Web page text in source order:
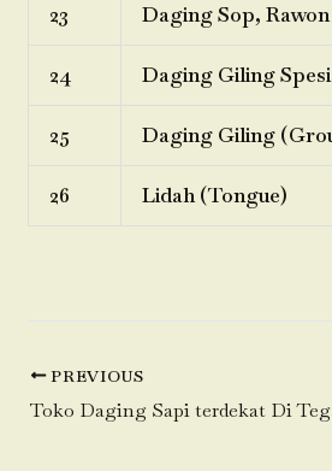
23 Daging Sop,
24 Daging Giling
25 Daging Giling
26 Lidah (Tongue)
PREVIOUS